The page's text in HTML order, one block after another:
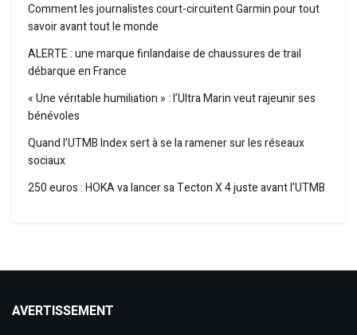
Comment les journalistes court-circuitent Garmin pour tout
savoir avant tout le monde
ALERTE : une marque finlandaise de chaussures de trail
débarque en France
« Une véritable humiliation » : l’Ultra Marin veut rajeunir ses
bénévoles
Quand l’UTMB Index sert à se la ramener sur les réseaux
sociaux
250 euros : HOKA va lancer sa Tecton X 4 juste avant l’UTMB
AVERTISSEMENT